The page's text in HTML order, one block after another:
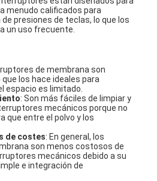
menudo calificados para
presiones de teclas, lo que los
un uso frecuente.
de membrana son
los hace ideales para
espacio es limitado.
: Son más fáciles de limpiar y
mecánicos porque no
que entre el polvo y los
de costes: En general, los
son menos costosos de
mecánicos debido a su
e integración de